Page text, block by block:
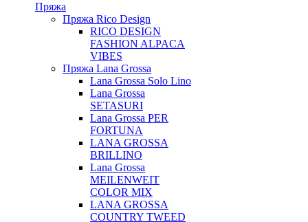
Пряжа
Пряжа Rico Design
RICO DESIGN
FASHION ALPACA
VIBES
Пряжа Lana Grossa
Lana Grossa Solo Lino
Lana Grossa
SETASURI
Lana Grossa PER
FORTUNA
LANA GROSSA
BRILLINO
Lana Grossa
MEILENWEIT
COLOR MIX
LANA GROSSA
COUNTRY TWEED